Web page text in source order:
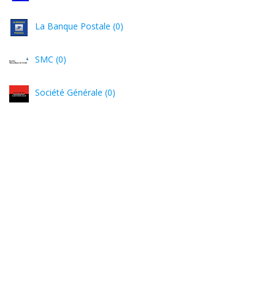
La Banque Postale (0)
SMC (0)
Société Générale (0)